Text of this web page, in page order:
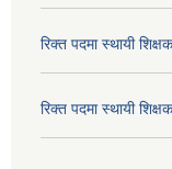
रिक्त पदमा स्थायी
रिक्त पदमा स्थायी